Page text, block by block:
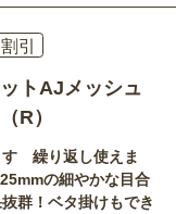
引
トAJメッシュ
R）
す 繰り返し使えま
の細やかな目合
群！ベタ掛けもでき